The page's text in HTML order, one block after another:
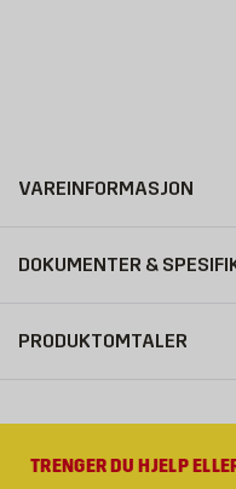
VAREINFORMASJON
DOKUMENTER &
PRODUKTOMTALER
TRENGER DU HJELP